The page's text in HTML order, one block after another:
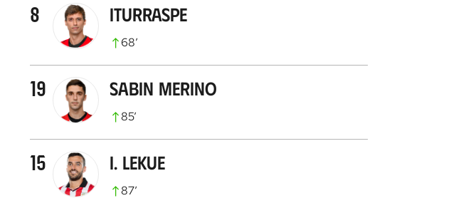
8 Iturraspe
68’
19 Sabin Merino
85’
15 I. Lekue
87’